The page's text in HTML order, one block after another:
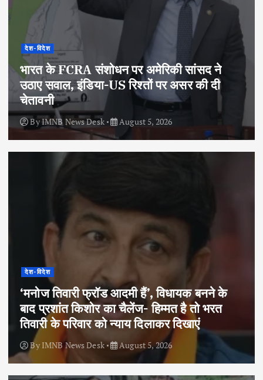
देश-विदेश
भारत के FCRA संशोधन पर अमेरिकी सांसद ने
उठाए सवाल, इंडिया-US रिश्तों पर असर की दी
चेतावनी
ByIMNB News Desk August 5, 2026
देश-विदेश
‘मनोज तिवारी फ्रॉड आदमी हैं’, विधायक बनने के
बाद प्रशांत किशोर का चैलेंज- हिम्मत है तो भरत
तिवारी के परिवार को न्याय दिलाकर दिखाएं
By IMNB News Desk August 5, 2026